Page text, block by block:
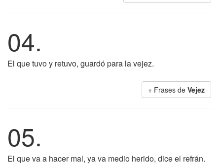
04.
El que tuvo y retuvo, guardó para la vejez.
+ Frases de Vejez
05.
El que va a hacer mal, ya va medio herido, dice el refrán.